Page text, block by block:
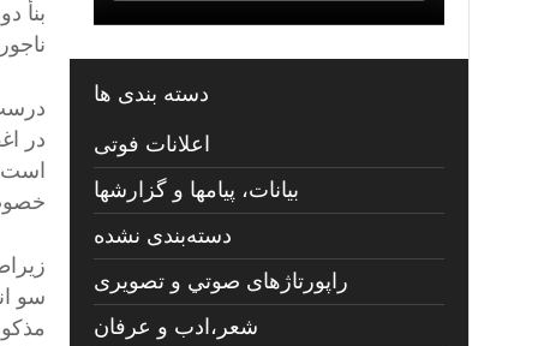
بنأ
در
سو
دسته بندی ها
اعلانات فوتی
بیانات، پیامها و گزارشها
دسته‌بندی نشده
راپورتاژهای صوتي و تصويری
شعر،ادب و عرفان